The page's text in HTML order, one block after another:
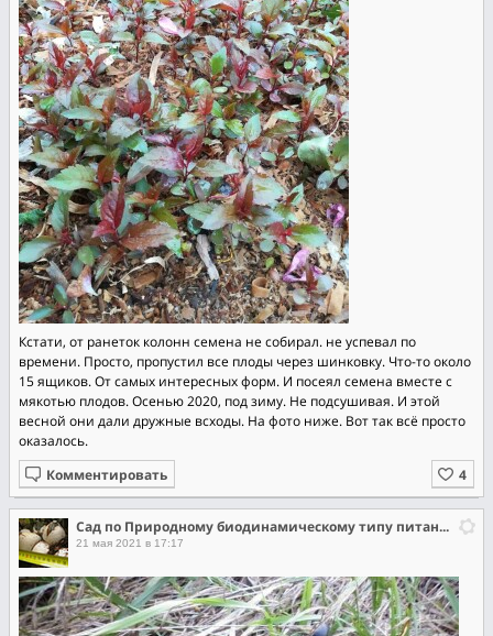
Кстати, от ранеток колонн семена не собирал. не успевал по
времени. Просто, пропустил все плоды через шинковку. Что-то около
15 ящиков. От самых интересных форм. И посеял семена вместе с
мякотью плодов. Осенью 2020, под зиму. Не подсушивая. И этой
весной они дали дружные всходы. На фото ниже. Вот так всё просто
оказалось.
Комментировать
Сад по Природному биодинамическому типу питания растений.
21 мая 2021 в 17:17